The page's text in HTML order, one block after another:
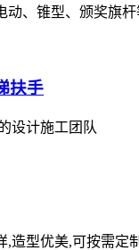
动、锥型、颁奖旗杆
扶手
设计施工团队
,造型优美,可按需定制